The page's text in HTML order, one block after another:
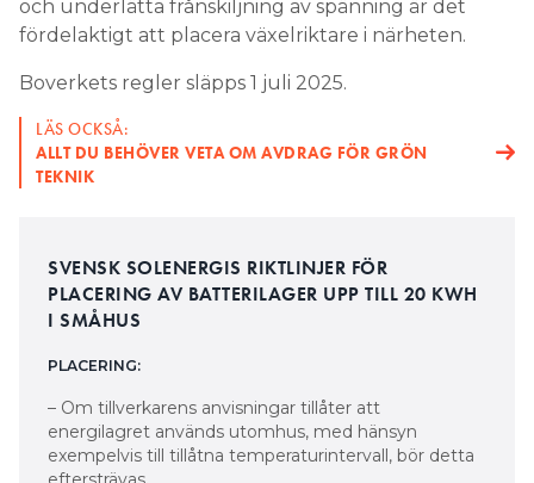
och underlätta frånskiljning av spänning är det
fördelaktigt att placera växelriktare i närheten.
Boverkets regler släpps 1 juli 2025.
LÄS OCKSÅ:
ALLT DU BEHÖVER VETA OM AVDRAG FÖR GRÖN
TEKNIK
SVENSK SOLENERGIS RIKTLINJER FÖR
PLACERING AV BATTERILAGER UPP TILL 20 KWH
I SMÅHUS
PLACERING:
– Om tillverkarens anvisningar tillåter att
energilagret används utomhus, med hänsyn
exempelvis till tillåtna temperaturintervall, bör detta